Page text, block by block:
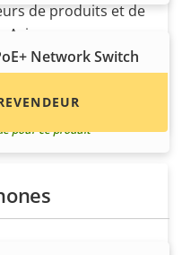
Network Switch
pour ce produit
de produits et de
Axis.